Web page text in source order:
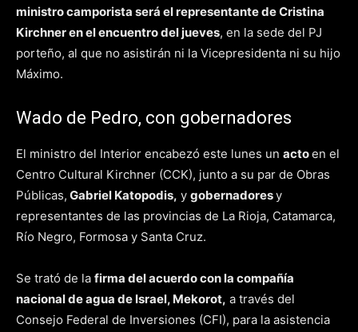
ministro camporista será el representante de Cristina
Kirchner en el encuentro del jueves, en la sede del PJ
porteño, al que no asistirán ni la Vicepresidenta ni su hijo
Máximo.
Wado de Pedro, con gobernadores
El ministro del Interior encabezó este lunes un actoen el
Centro Cultural Kirchner (CCK), junto a su par de Obras
Públicas, Gabriel Katopodis, y gobernadoresy
representantes de las provincias de La Rioja, Catamarca,
Río Negro, Formosa y Santa Cruz.
Se trató de la firma del acuerdo con la compañía
nacional de agua de Israel, Mekorot, a través del
Consejo Federal de Inversiones (CFI), para la asistencia